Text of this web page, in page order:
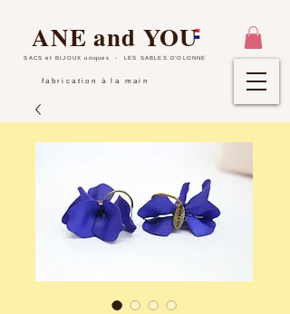
SACS et BIJOUX uniques - LES SABLES D'OLONNE
ANE and YOU
fabrication à la main